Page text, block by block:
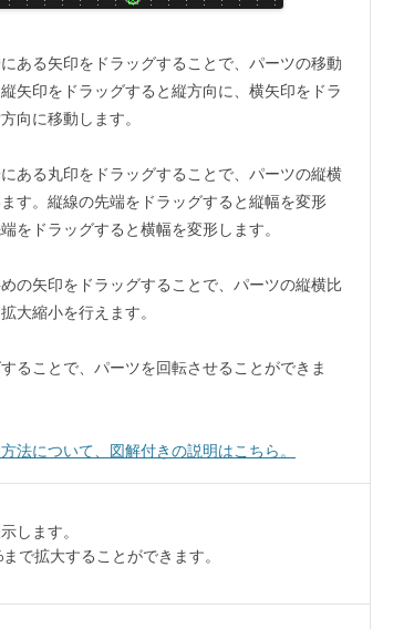
ある矢印をドラッグすることで、パーツの移動
矢印をドラッグすると縦方向に、横矢印をドラ
向に移動します。
ある丸印をドラッグすることで、パーツの縦横
す。縦線の先端をドラッグすると縦幅を変形
をドラッグすると横幅を変形します。
の矢印をドラッグすることで、パーツの縦横比
大縮小を行えます。
ることで、パーツを回転させることができま
法について、図解付きの説明はこちら。
します。
で拡大することができます。